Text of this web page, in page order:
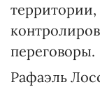
переговоры.
Рафаэль